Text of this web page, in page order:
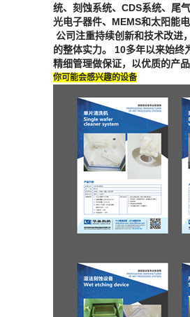
统、刻蚀系统、CDS系统、尾
光电子器件、MEMS和太阳能电
公司注重持续创新和技术改进
的整体实力。 10多年以来始终
精细管理做保证，以优质的产
你可能会感兴趣的设备